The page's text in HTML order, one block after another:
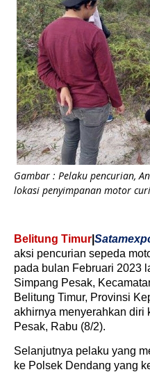
Gambar : Pelaku pencurian,
lokasi penyimpanan motor
Belitung Timur
aksi pencurian sepeda
pada bulan Februari 2023
Simpang Pesak,
Belitung Timur, Provinsi
akhirnya menyerahkan diri
Pesak, Rabu (8/2).
Selanjutnya pelaku yang
ke Polsek Dendang yang